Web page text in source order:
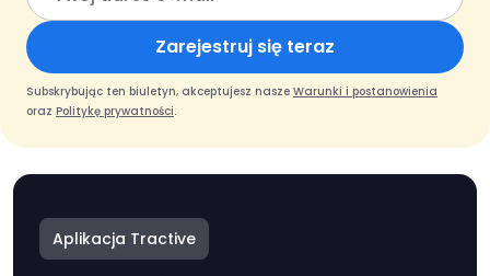
Zarejestruj się teraz
Subskrybując ten biuletyn, akceptujesz nasze Warunki i postanowienia
oraz Politykę prywatności.
Aplikacja Tractive